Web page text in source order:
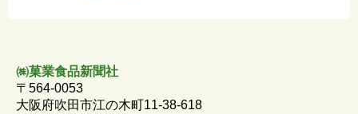
o
㈱菓業食品新聞社
〒564-0053
大阪府吹田市江の木町11-38-618